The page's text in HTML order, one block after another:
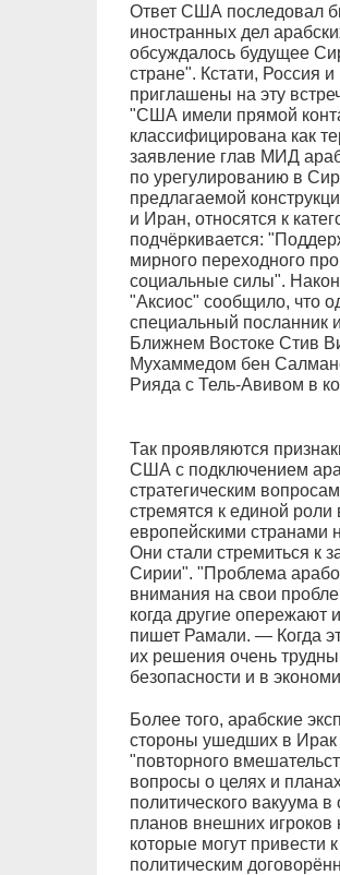
Ответ США последовал
иностранных дел
обсуждалось будущее
стране". Кстати, Россия
приглашены на эту
"США имели прямой
классифицирована как
заявление глав МИД
по урегулированию в
предлагаемой
и Иран, относятся к
подчёркивается:
мирного переходного
социальные силы".
"Аксиос" сообщило, что
специальный посланник
Ближнем Востоке Стив
Мухаммедом бен
Рияда с Тель-Авивом в
Так проявляются
США с подключением
стратегическим
стремятся к единой роли
европейскими странами
Они стали стремиться к
Сирии". "Проблема
внимания на свои
когда другие опережают
пишет Рамали. — Когда
их решения очень
безопасности и в
Более того, арабские
стороны ушедших в Ирак
"повторного
вопросы о целях и
политического вакуума
планов внешних игроков
которые могут
политическим